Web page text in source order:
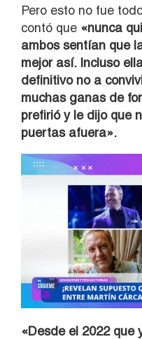
Pero esto no fue
contó que «nunca
ambos sentían que
mejor así. Incluso
definitivo no a
muchas ganas de
prefirió y le dijo que
puertas afuera».
«Desde el 2022 que